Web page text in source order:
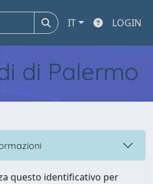
IT LOGIN
di Palermo
questo identificativo per